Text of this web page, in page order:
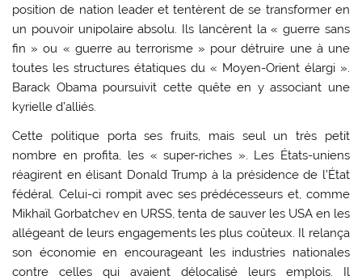
position de nation leader et tentèrent de se transformer en
un pouvoir unipolaire absolu. Ils lancèrent la « guerre sans
fin » ou « guerre au terrorisme » pour détruire une à une
toutes les structures étatiques du « Moyen-Orient élargi ».
Barack Obama poursuivit cette quête en y associant une
kyrielle d’alliés.
Cette politique porta ses fruits, mais seul un très petit
nombre en profita, les « super-riches ». Les États-uniens
réagirent en élisant Donald Trump à la présidence de l’État
fédéral. Celui-ci rompit avec ses prédécesseurs et, comme
Mikhaïl Gorbatchev en URSS, tenta de sauver les USA en les
allégeant de leurs engagements les plus coûteux. Il relança
son économie en encourageant les industries nationales
contre celles qui avaient délocalisé leurs emplois. Il